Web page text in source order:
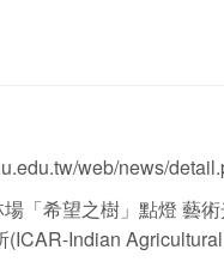
web/news/
場「希望之樹」點燈 藝
(ICAR-Indian